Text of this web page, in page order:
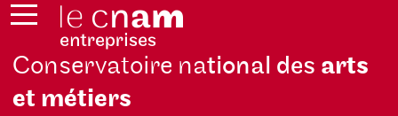
Conservatoire national des arts
et métiers